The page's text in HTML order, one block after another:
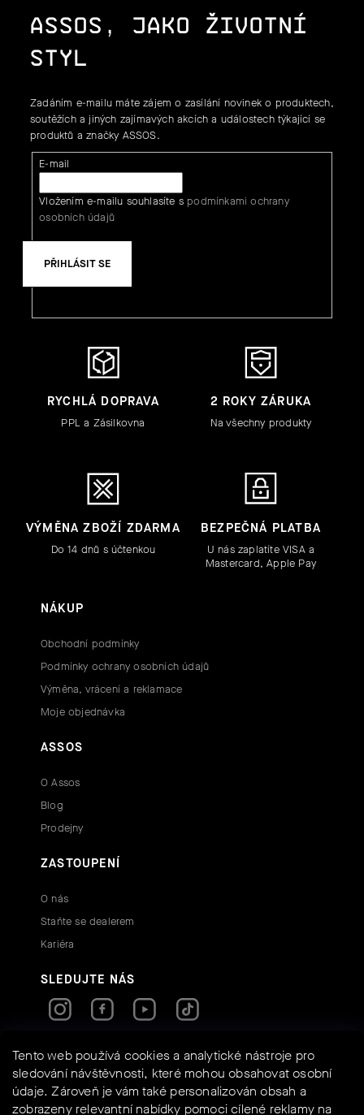
Tento web používá cookies a analytické nástroje pro
sledování návštěvnosti, které mohou obsahovat osobní
údaje. Zároveň je vám také personalizován obsah a
zobrazeny relevantní nabídky pomoci cílené reklamy na
ASSOS, JAKO ŽIVOTNÍ
STYL
Zadáním e-mailu máte zájem o zasílání novinek o produktech,
soutěžích a jiných zajímavých akcích a událostech týkající se
produktů a značky ASSOS.
E-mail
Vložením e-mailu souhlasíte s podmínkami ochrany
osobních údajů
PŘIHLÁSIT SE
RYCHLÁ DOPRAVA
PPL a Zásilkovna
2 ROKY ZÁRUKA
Na všechny produkty
VÝMĚNA ZBOŽÍ ZDARMA
Do 14 dnů s účtenkou
BEZPEČNÁ PLATBA
U nás zaplatíte VISA a
Mastercard, Apple Pay
NÁKUP
Obchodní podmínky
Podmínky ochrany osobních údajů
Výměna, vrácení a reklamace
Moje objednávka
ASSOS
O Assos
Blog
Prodejny
ZASTOUPENÍ
O nás
Staňte se dealerem
Kariéra
SLEDUJTE NÁS
RYCHLÉ KONTAKTY
info@assos-shop.cz